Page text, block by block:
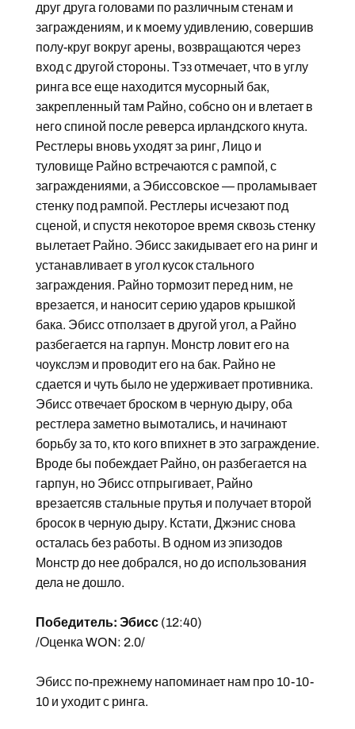
друг друга головами по различным стенам и
заграждениям, и к моему удивлению, совершив
полу-круг вокруг арены, возвращаются через
вход с другой стороны. Тэз отмечает, что в углу
ринга все еще находится мусорный бак,
закрепленный там Райно, собсно он и влетает в
него спиной после реверса ирландского кнута.
Рестлеры вновь уходят за ринг, Лицо и
туловище Райно встречаются с рампой, с
заграждениями, а Эбиссовское — проламывает
стенку под рампой. Рестлеры исчезают под
сценой, и спустя некоторое время сквозь стенку
вылетает Райно. Эбисс закидывает его на ринг и
устанавливает в угол кусок стального
заграждения. Райно тормозит перед ним, не
врезается, и наносит серию ударов крышкой
бака. Эбисс отползает в другой угол, а Райно
разбегается на гарпун. Монстр ловит его на
чоукслэм и проводит его на бак. Райно не
сдается и чуть было не удерживает противника.
Эбисс отвечает броском в черную дыру, оба
рестлера заметно вымотались, и начинают
борьбу за то, кто кого впихнет в это заграждение.
Вроде бы побеждает Райно, он разбегается на
гарпун, но Эбисс отпрыгивает, Райно
врезаетсяв стальные прутья и получает второй
бросок в черную дыру. Кстати, Джэнис снова
осталась без работы. В одном из эпизодов
Монстр до нее добрался, но до использования
дела не дошло.
Победитель: Эбисс(12:40)
/Оценка WON: 2.0/
Эбисс по-прежнему напоминает нам про 10-10-
10 и уходит с ринга.